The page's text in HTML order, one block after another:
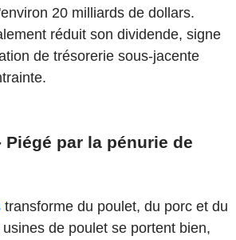
20 milliards de dollars.
réduit son dividende, signe
de trésorerie sous-jacente
Piégé par la pénurie de
transforme du poulet, du porc et du
de poulet se portent bien,